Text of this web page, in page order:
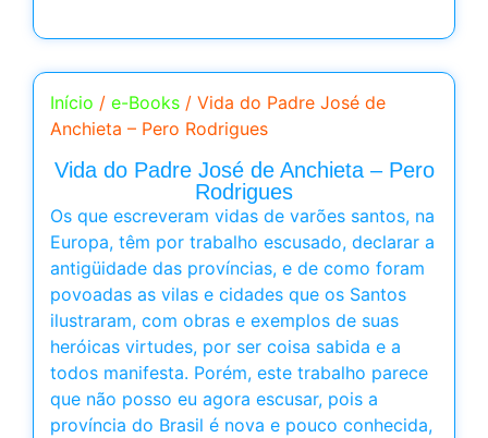
Início / e-Books / Vida do Padre José de
Anchieta – Pero Rodrigues
Vida do Padre José de Anchieta – Pero
Rodrigues
Os que escreveram vidas de varões santos, na
Europa, têm por trabalho escusado, declarar a
antigüidade das províncias, e de como foram
povoadas as vilas e cidades que os Santos
ilustraram, com obras e exemplos de suas
heróicas virtudes, por ser coisa sabida e a
todos manifesta. Porém, este trabalho parece
que não posso eu agora escusar, pois a
província do Brasil é nova e pouco conhecida,